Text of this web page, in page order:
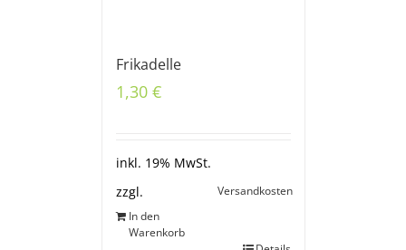
Frikadelle
1,30 €
inkl. 19% MwSt.
zzgl.
Versandkosten
In den
Warenkorb